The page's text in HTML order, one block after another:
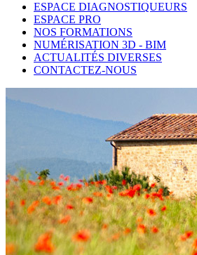
ESPACE DIAGNOSTIQUEURS
ESPACE PRO
NOS FORMATIONS
NUMÉRISATION 3D - BIM
ACTUALITÉS DIVERSES
CONTACTEZ-NOUS